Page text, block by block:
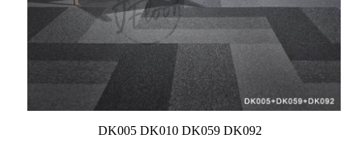
DK005 DK010 DK059 DK092